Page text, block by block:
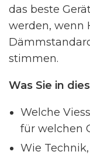
das beste
werden, wenn
stimmen.
Was Sie in
Welche
für welchen
Wie